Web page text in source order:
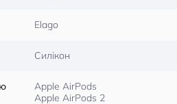
Elago
Силікон
Apple AirPods
Apple AirPods 2